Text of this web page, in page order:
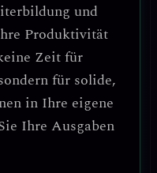
und
Produktivität
Zeit für
für solide,
in Ihre eigene
Ihre Ausgaben